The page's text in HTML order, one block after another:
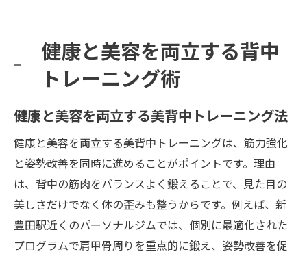
健康と美容を両立する背中
トレーニング術
健康と美容を両立する美背中トレーニング法
健康と美容を両立する美背中トレーニングは、筋力強化
と姿勢改善を同時に進めることがポイントです。理由
は、背中の筋肉をバランスよく鍛えることで、見た目の
美しさだけでなく体の歪みも整うからです。例えば、新
豊田駅近くのパーソナルジムでは、個別に最適化された
プログラムで肩甲骨周りを重点的に鍛え、姿勢改善を促